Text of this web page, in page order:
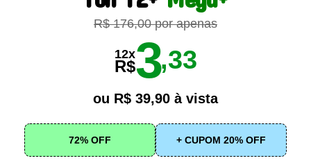
R$ 176,00 por apenas
12x
R$3,33
ou R$ 39,90 à vista
72% OFF + CUPOM 20% OFF